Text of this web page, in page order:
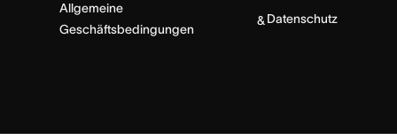
Allgemeine
Geschäftsbedingungen
& Datenschutz